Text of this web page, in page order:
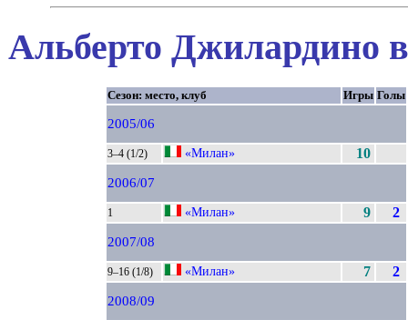
Альберто Джилардино
Сезон: место, клуб Игры Голы
2005/06
3–4 (1/2) «Милан» 10
2006/07
1 «Милан» 9 2
2007/08
9–16 (1/8) «Милан» 7 2
2008/09